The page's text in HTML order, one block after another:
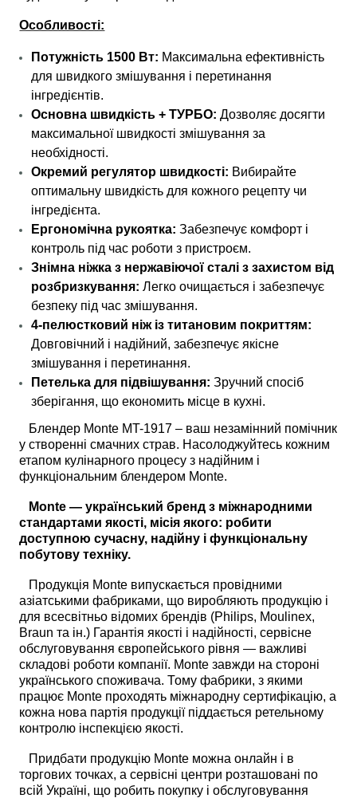
Особливості:
Потужність 1500 Вт: Максимальна ефективність
для швидкого змішування і перетинання
інгредієнтів.
Основна швидкість + ТУРБО: Дозволяє досягти
максимальної швидкості змішування за
необхідності.
Окремий регулятор швидкості: Вибирайте
оптимальну швидкість для кожного рецепту чи
інгредієнта.
Ергономічна рукоятка: Забезпечує комфорт і
контроль під час роботи з пристроєм.
Знімна ніжка з нержавіючої сталі з захистом від
розбризкування: Легко очищається і забезпечує
безпеку під час змішування.
4-пелюстковий ніж із титановим покриттям:
Довговічний і надійний, забезпечує якісне
змішування і перетинання.
Петелька для підвішування: Зручний спосіб
зберігання, що економить місце в кухні.
Блендер Monte MT-1917 – ваш незамінний помічник
у створенні смачних страв. Насолоджуйтесь кожним
етапом кулінарного процесу з надійним і
функціональним блендером Monte.
Monte — український бренд з міжнародними
стандартами якості, місія якого: робити
доступною сучасну, надійну і функціональну
побутову техніку.
Продукція Monte випускається провідними
азіатськими фабриками, що виробляють продукцію і
для всесвітньо відомих брендів (Philips, Moulinex,
Braun та ін.) Гарантія якості і надійності, сервісне
обслуговування європейського рівня — важливі
складові роботи компанії. Monte завжди на стороні
українського споживача. Тому фабрики, з якими
працює Monte проходять міжнародну сертифікацію, а
кожна нова партія продукції піддається ретельному
контролю інспекцією якості.
Придбати продукцію Monte можна онлайн і в
торгових точках, а сервісні центри розташовані по
всій Україні, що робить покупку і обслуговування